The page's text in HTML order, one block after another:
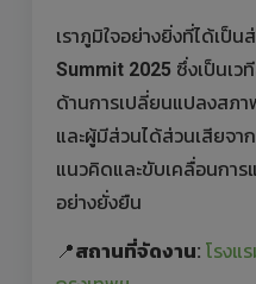
เราภูมิใจอย่างยิ่งที่ได้เป็
Summit 2025 ซึ่งเป็นเ
ด้านการเปลี่ยนแปลงสภ
และผู้มีส่วนได้ส่วนเสียจา
แนวคิดและขับเคลื่อนกา
อย่างยั่งยืน
📍สถานที่จัดงาน: โรงแ